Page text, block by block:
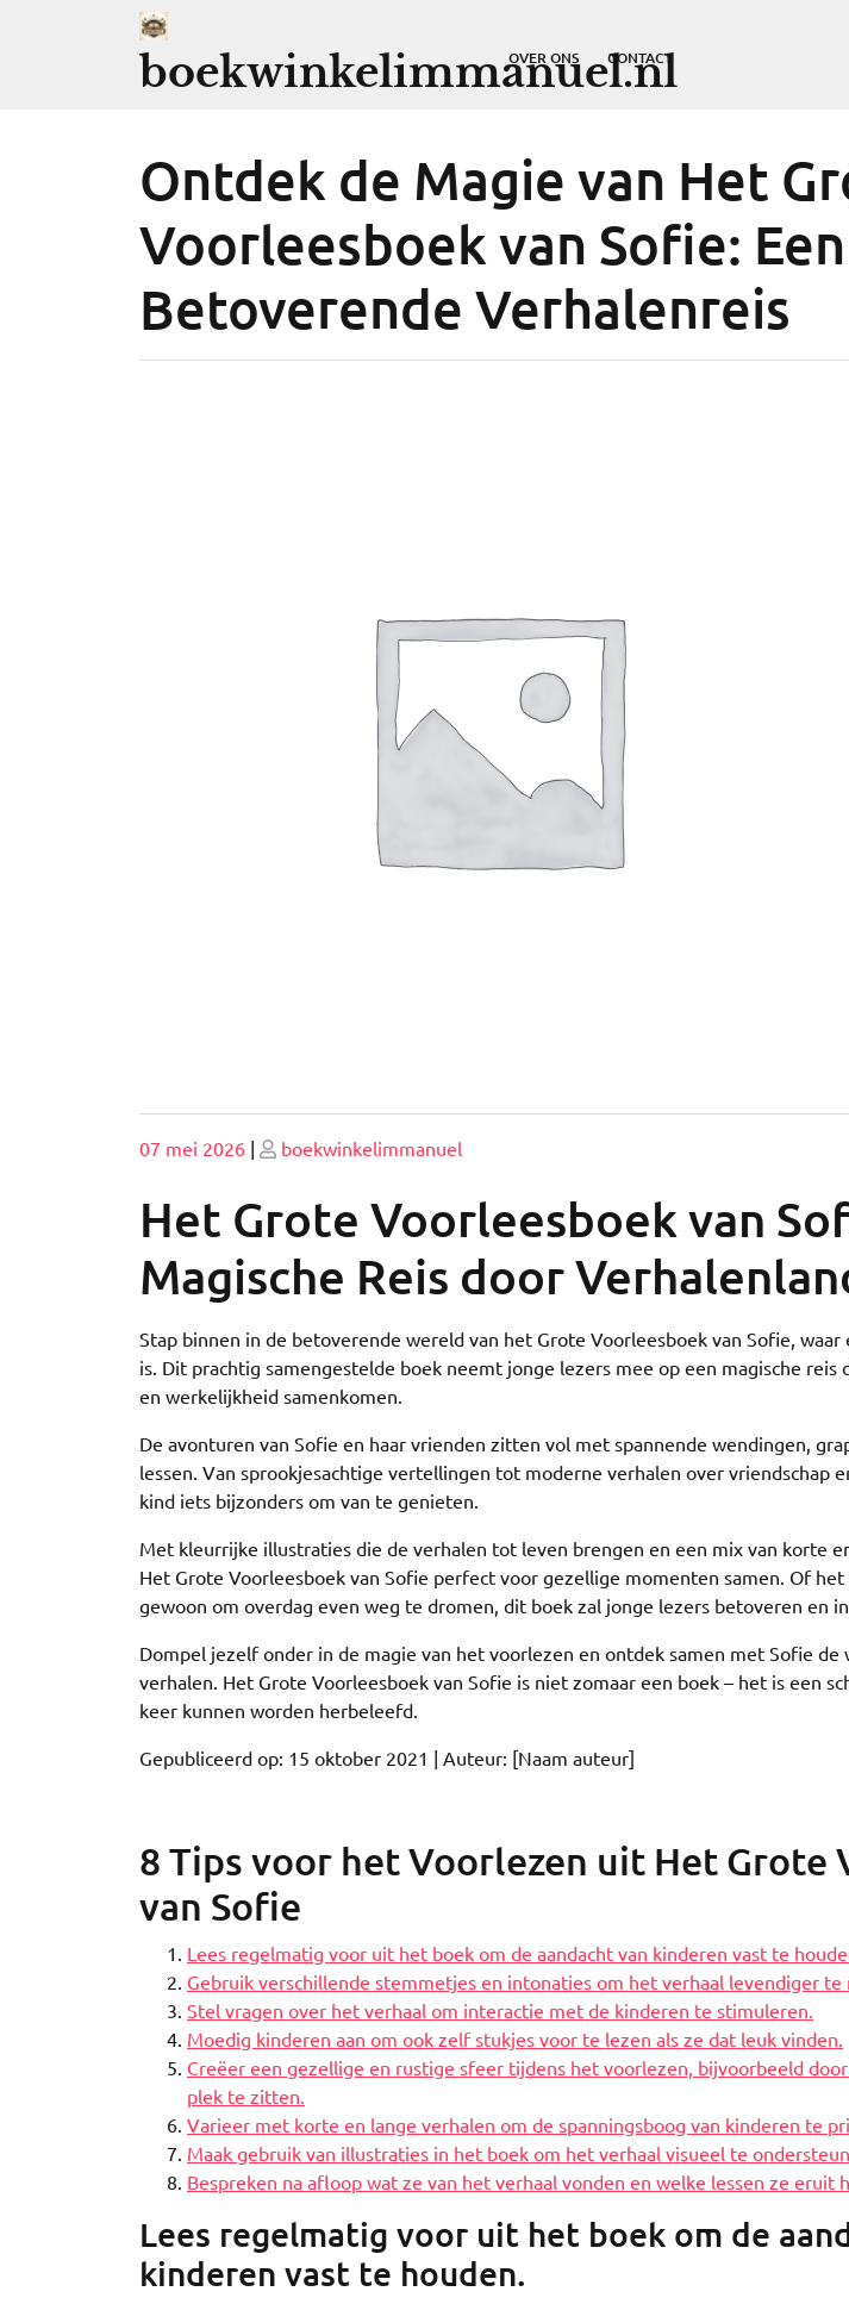
boekwinkelimmanuel.nl
OVER ONS CONTACT
Ontdek de Magie van Het
Voorleesboek van Sofie: Een
Betoverende Verhalenreis
Geplaatst
07 mei 2026 | Geplaatst
boekwinkelimmanuel
Het Grote Voorleesboek van
Magische Reis door
Stap binnen in de betoverende wereld van het Grote Voorleesboek van Sofie,
is. Dit prachtig samengestelde boek neemt jonge lezers mee op een magische reis
en werkelijkheid samenkomen.
De avonturen van Sofie en haar vrienden zitten vol met spannende wendingen,
lessen. Van sprookjesachtige vertellingen tot moderne verhalen over vriendschap
kind iets bijzonders om van te genieten.
Met kleurrijke illustraties die de verhalen tot leven brengen en een mix van korte
Het Grote Voorleesboek van Sofie perfect voor gezellige momenten samen. Of
gewoon om overdag even weg te dromen, dit boek zal jonge lezers betoveren en
Dompel jezelf onder in de magie van het voorlezen en ontdek samen met Sofie de
verhalen. Het Grote Voorleesboek van Sofie is niet zomaar een boek – het is een
keer kunnen worden herbeleefd.
Gepubliceerd op: 15 oktober 2021 | Auteur: [Naam auteur]
8 Tips voor het Voorlezen uit Het Grote
van Sofie
Lees regelmatig voor uit het boek om de aandacht van kinderen vast te
Gebruik verschillende stemmetjes en intonaties om het verhaal levendiger te
Stel vragen over het verhaal om interactie met de kinderen te stimuleren.
Moedig kinderen aan om ook zelf stukjes voor te lezen als ze dat leuk vinden.
Creëer een gezellige en rustige sfeer tijdens het voorlezen, bijvoorbeeld
plek te zitten.
Varieer met korte en lange verhalen om de spanningsboog van kinderen te
Maak gebruik van illustraties in het boek om het verhaal visueel te
Bespreken na afloop wat ze van het verhaal vonden en welke lessen ze eruit
Lees regelmatig voor uit het boek om de
kinderen vast te houden.